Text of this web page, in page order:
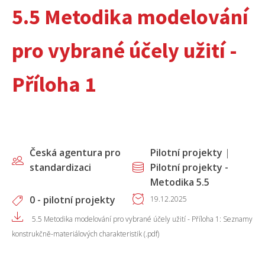
5.5 Metodika modelování
pro vybrané účely užití -
Příloha 1
Česká agentura pro
standardizaci
Pilotní projekty |
Pilotní projekty -
Metodika 5.5
0 - pilotní projekty
19.12.2025
5.5 Metodika modelování pro vybrané účely užití - Příloha 1: Seznamy
konstrukčně-materiálových charakteristik (.pdf)